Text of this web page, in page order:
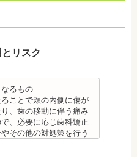
リスク
るもの
ことで頬の内側に傷が
、歯の移動に伴う痛み
、必要に応じ歯科矯正
その他の対処策を行う